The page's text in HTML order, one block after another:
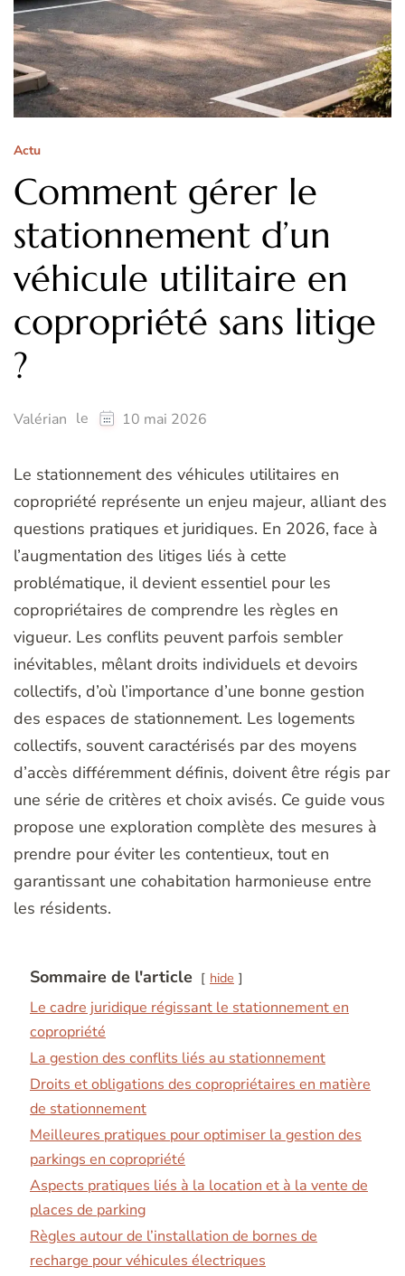
Actu
Comment gérer le
stationnement d’un
véhicule utilitaire en
copropriété sans litige
?
Valérian le 10 mai 2026
Le stationnement des véhicules utilitaires en
copropriété représente un enjeu majeur, alliant des
questions pratiques et juridiques. En 2026, face à
l’augmentation des litiges liés à cette
problématique, il devient essentiel pour les
copropriétaires de comprendre les règles en
vigueur. Les conflits peuvent parfois sembler
inévitables, mêlant droits individuels et devoirs
collectifs, d’où l’importance d’une bonne gestion
des espaces de stationnement. Les logements
collectifs, souvent caractérisés par des moyens
d’accès différemment définis, doivent être régis par
une série de critères et choix avisés. Ce guide vous
propose une exploration complète des mesures à
prendre pour éviter les contentieux, tout en
garantissant une cohabitation harmonieuse entre
les résidents.
Sommaire de l'article hide
Le cadre juridique régissant le stationnement en
copropriété
La gestion des conflits liés au stationnement
Droits et obligations des copropriétaires en matière
de stationnement
Meilleures pratiques pour optimiser la gestion des
parkings en copropriété
Aspects pratiques liés à la location et à la vente de
places de parking
Règles autour de l’installation de bornes de
recharge pour véhicules électriques